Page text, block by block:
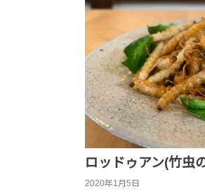
ロッドゥアン(竹虫
2020年1月5日